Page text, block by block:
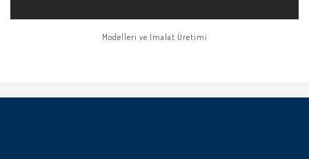
Modelleri ve İmalat Üretimi